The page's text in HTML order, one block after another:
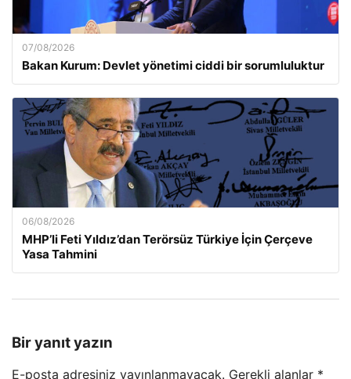
07/08/2026
Bakan Kurum: Devlet yönetimi ciddi bir sorumluluktur
06/08/2026
MHP’li Feti Yıldız’dan Terörsüz Türkiye İçin Çerçeve
Yasa Tahmini
Bir yanıt yazın
E-posta adresiniz yayınlanmayacak. Gerekli alanlar *